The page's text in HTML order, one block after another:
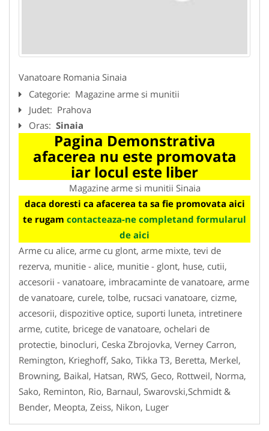
Vanatoare Romania Sinaia
Categorie: Magazine arme si munitii
Judet: Prahova
Oras: Sinaia
Pagina Demonstrativa
afacerea nu este promovata
iar locul este liber
Magazine arme si munitii Sinaia
daca doresti ca afacerea ta sa fie promovata aici
te rugam contacteaza-ne completand formularul
de aici
Arme cu alice, arme cu glont, arme mixte, tevi de
rezerva, munitie - alice, munitie - glont, huse, cutii,
accesorii - vanatoare, imbracaminte de vanatoare, arme
de vanatoare, curele, tolbe, rucsaci vanatoare, cizme,
accesorii, dispozitive optice, suporti luneta, intretinere
arme, cutite, bricege de vanatoare, ochelari de
protectie, binocluri, Ceska Zbrojovka, Verney Carron,
Remington, Krieghoff, Sako, Tikka T3, Beretta, Merkel,
Browning, Baikal, Hatsan, RWS, Geco, Rottweil, Norma,
Sako, Reminton, Rio, Barnaul, Swarovski,Schmidt &
Bender, Meopta, Zeiss, Nikon, Luger